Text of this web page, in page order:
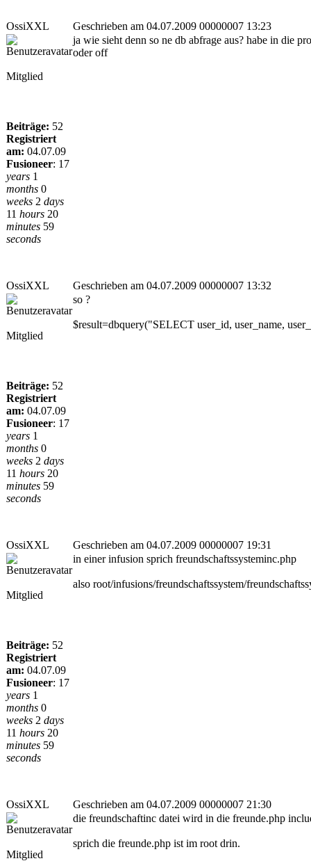
OssiXXL Geschrieben am 04.07.2009 00000007 13:23
Mitglied
Beiträge: 52
Registriert
am: 04.07.09
Fusioneer: 17
years 1
months 0
weeks 2 days
11 hours 20
minutes 59
seconds
ja wie sieht denn so ne db abfrage aus? habe in die
oder off
OssiXXL Geschrieben am 04.07.2009 00000007 13:32
Mitglied
Beiträge: 52
Registriert
am: 04.07.09
Fusioneer: 17
years 1
months 0
weeks 2 days
11 hours 20
minutes 59
seconds
so ?
$result=dbquery("SELECT user_id, user_name,
OssiXXL Geschrieben am 04.07.2009 00000007 19:31
Mitglied
Beiträge: 52
Registriert
am: 04.07.09
Fusioneer: 17
years 1
months 0
weeks 2 days
11 hours 20
minutes 59
seconds
in einer infusion sprich freundschaftssysteminc.php
also root/infusions/freundschaftssystem/
OssiXXL Geschrieben am 04.07.2009 00000007 21:30
Mitglied
die freundschaftinc datei wird in die freunde.php
sprich die freunde.php ist im root drin.